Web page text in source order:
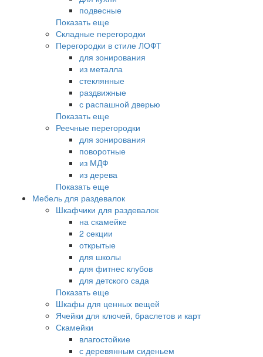
подвесные
Показать еще
Складные перегородки
Перегородки в стиле ЛОФТ
для зонирования
из металла
стеклянные
раздвижные
с распашной дверью
Показать еще
Реечные перегородки
для зонирования
поворотные
из МДФ
из дерева
Показать еще
Мебель для раздевалок
Шкафчики для раздевалок
на скамейке
2 секции
открытые
для школы
для фитнес клубов
для детского сада
Показать еще
Шкафы для ценных вещей
Ячейки для ключей, браслетов и карт
Скамейки
влагостойкие
с деревянным сиденьем